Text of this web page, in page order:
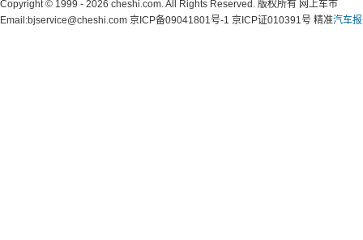
Copyright © 1999 - 2026 cheshi.com. All Rights Reserved. 版权所有 网上车市
Email:bjservice@cheshi.com 京ICP备09041801号-1 京ICP证010391号 精准汽车